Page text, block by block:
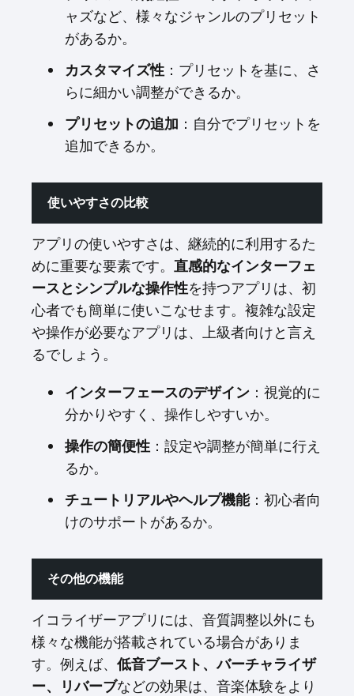
ャズなど、様々なジャンルのプリセット
があるか。
カスタマイズ性：プリセットを基に、さ
らに細かい調整ができるか。
プリセットの追加 ：自分でプリセットを
追加できるか。
使いやすさの比較
アプリの使いやすさは、継続的に利用するた
めに重要な要素です。 直感的なインターフェ
ースとシンプルな操作性を持つアプリは、初
心者でも簡単に使いこなせます。複雑な設定
や操作が必要なアプリは、上級者向けと言え
るでしょう。
インターフェースのデザイン ：視覚的に
分かりやすく、操作しやすいか。
操作の簡便性：設定や調整が簡単に行え
るか。
チュートリアルやヘルプ機能：初心者向
けのサポートがあるか。
その他の機能
イコライザーアプリには、音質調整以外にも
様々な機能が搭載されている場合がありま
す。例えば、 低音ブースト、バーチャライザ
ー、リバーブなどの効果は、音楽体験をより